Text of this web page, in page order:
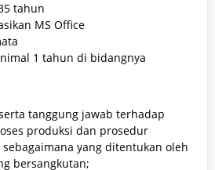
tahun
MS Office
1 tahun di bidangnya
tanggung jawab terhadap
produksi dan prosedur
yang ditentukan oleh
bersangkutan;